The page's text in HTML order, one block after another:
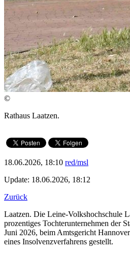
©
Rathaus Laatzen.
18.06.2026, 18:10 red/msl
Update: 18.06.2026, 18:12
Zurück
Laatzen. Die Leine-Volkshochschule
prozentiges Tochterunternehmen der
Juni 2026, beim Amtsgericht
eines Insolvenzverfahrens gestellt.